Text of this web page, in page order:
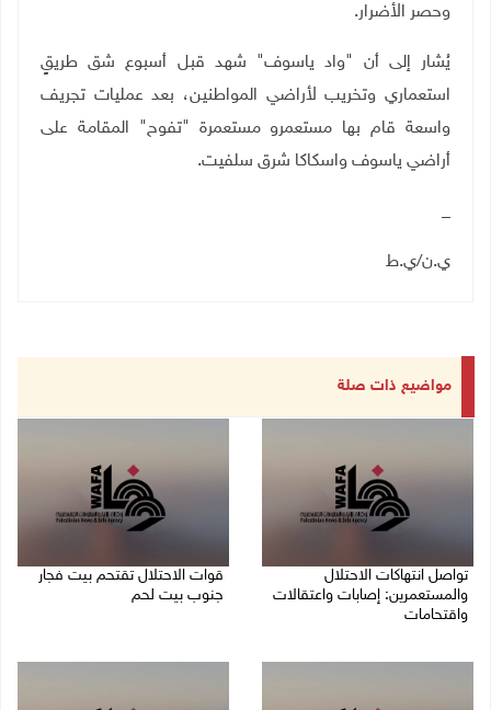
وحصر الأضرار.
يُشار إلى أن "واد ياسوف" شهد قبل أسبوع شق طريقٍ
استعماري وتخريب لأراضي المواطنين، بعد عمليات تجريف
واسعة قام بها مستعمرو مستعمرة "تفوح" المقامة على
أراضي ياسوف واسكاكا شرق سلفيت.
ي.ن/ي.ط
مواضيع ذات صلة
تواصل انتهاكات الاحتلال
والمستعمرين: إصابات واعتقالات
واقتحامات
قوات الاحتلال تقتحم بيت فجار
جنوب بيت لحم